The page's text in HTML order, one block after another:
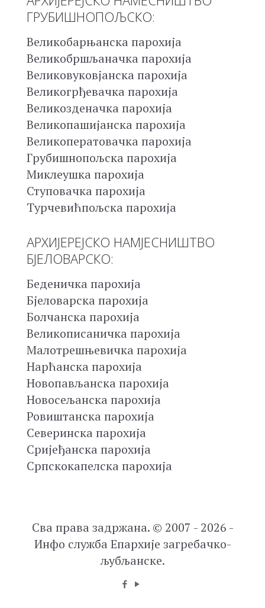
ГРУБИШНОПОЉСКО:
Великобарњанска парохија
Великобршљаначка парохија
Великовуковјанска парохија
Великогрђевачка парохија
Великозденачка парохија
Великопашијанска парохија
Великоператовачка парохија
Грубишнопољска парохија
Миклеушка парохија
Ступовачка парохија
Турчевићпољска парохија
АРХИЈЕРЕЈСКО НАМЈЕСНИШТВО
БЈЕЛОВАРСКО:
Беденичка парохија
Бјеловарска парохија
Болчанска парохија
Великописаничка парохија
Малотрешњевичка парохија
Нарћанска парохија
Новопављанска парохија
Новосељанска парохија
Ровиштанска парохија
Северинска парохија
Сријеђанска парохија
Српскокапелска парохија
Сва права задржана. © 2007 - 2026 -
Инфо служба Епархије загребачко-
љубљанске.